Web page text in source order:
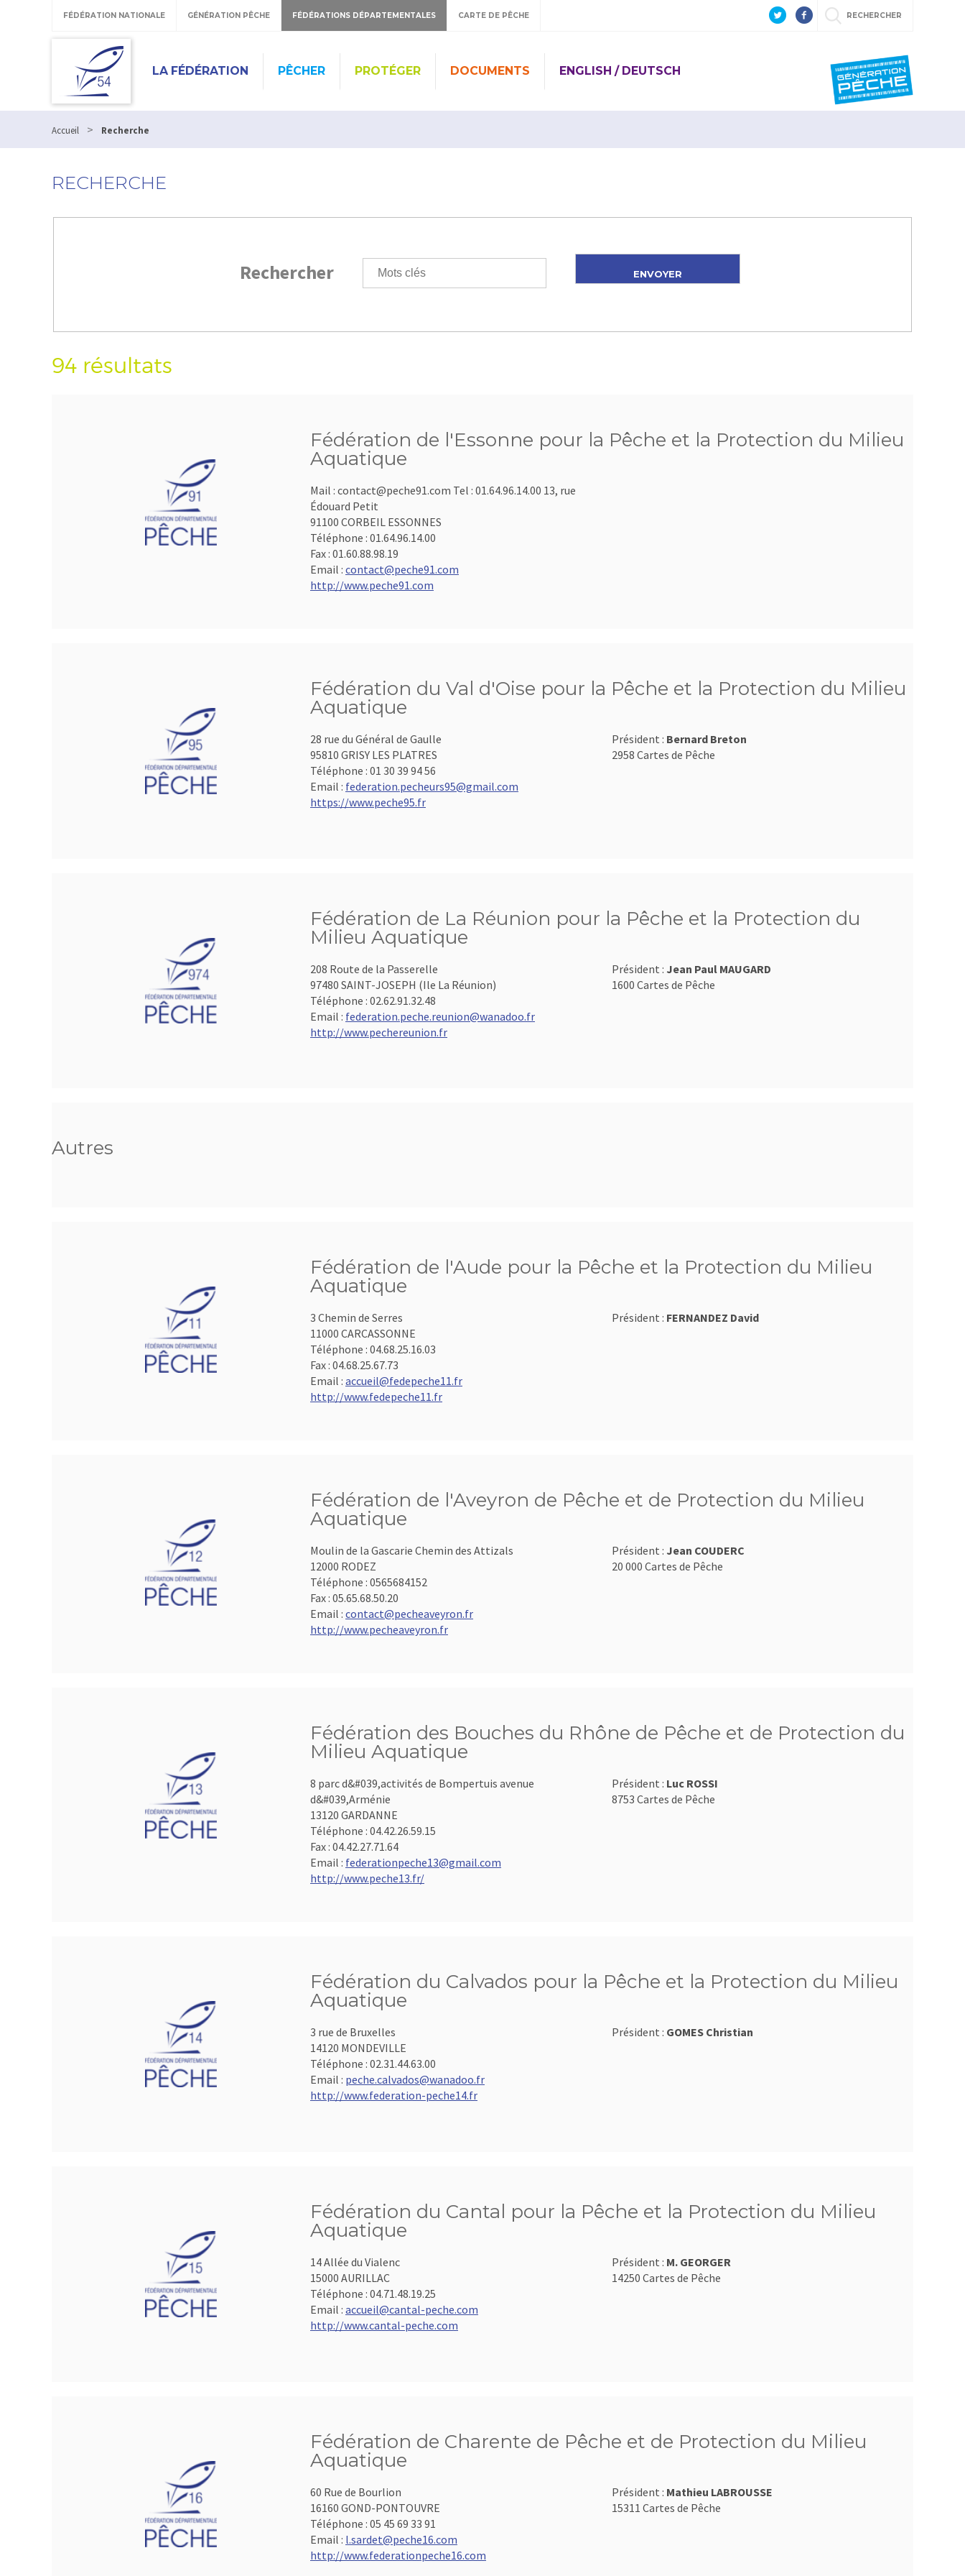
FÉDÉRATION NATIONALE GÉNÉRATION PÊCHE FÉDÉRATIONS DÉPARTEMENTALES CARTE DE PÊCHE RECHERCHER
LA FÉDÉRATION PÊCHER PROTÉGER DOCUMENTS ENGLISH / DEUTSCH
Accueil > Recherche
RECHERCHE
Rechercher
94 résultats
Fédération de l'Essonne pour la Pêche et la Protection du Milieu
Aquatique
Mail : contact@peche91.com Tel : 01.64.96.14.00 13, rue
Édouard Petit
91100 CORBEIL ESSONNES
Téléphone : 01.64.96.14.00
Fax : 01.60.88.98.19
Email : contact@peche91.com
http://www.peche91.com
Fédération du Val d'Oise pour la Pêche et la Protection du Milieu
Aquatique
28 rue du Général de Gaulle
95810 GRISY LES PLATRES
Téléphone : 01 30 39 94 56
Email : federation.pecheurs95@gmail.com
https://www.peche95.fr
Président : Bernard Breton
2958 Cartes de Pêche
Fédération de La Réunion pour la Pêche et la Protection du
Milieu Aquatique
208 Route de la Passerelle
97480 SAINT-JOSEPH (Ile La Réunion)
Téléphone : 02.62.91.32.48
Email : federation.peche.reunion@wanadoo.fr
http://www.pechereunion.fr
Président : Jean Paul MAUGARD
1600 Cartes de Pêche
Autres
Fédération de l'Aude pour la Pêche et la Protection du Milieu
Aquatique
3 Chemin de Serres
11000 CARCASSONNE
Téléphone : 04.68.25.16.03
Fax : 04.68.25.67.73
Email : accueil@fedepeche11.fr
http://www.fedepeche11.fr
Président : FERNANDEZ David
Fédération de l'Aveyron de Pêche et de Protection du Milieu
Aquatique
Moulin de la Gascarie Chemin des Attizals
12000 RODEZ
Téléphone : 0565684152
Fax : 05.65.68.50.20
Email : contact@pecheaveyron.fr
http://www.pecheaveyron.fr
Président : Jean COUDERC
20 000 Cartes de Pêche
Fédération des Bouches du Rhône de Pêche et de Protection du
Milieu Aquatique
8 parc d&#039,activités de Bompertuis avenue
d&#039,Arménie
13120 GARDANNE
Téléphone : 04.42.26.59.15
Fax : 04.42.27.71.64
Email : federationpeche13@gmail.com
http://www.peche13.fr/
Président : Luc ROSSI
8753 Cartes de Pêche
Fédération du Calvados pour la Pêche et la Protection du Milieu
Aquatique
3 rue de Bruxelles
14120 MONDEVILLE
Téléphone : 02.31.44.63.00
Email : peche.calvados@wanadoo.fr
http://www.federation-peche14.fr
Président : GOMES Christian
Fédération du Cantal pour la Pêche et la Protection du Milieu
Aquatique
14 Allée du Vialenc
15000 AURILLAC
Téléphone : 04.71.48.19.25
Email : accueil@cantal-peche.com
http://www.cantal-peche.com
Président : M. GEORGER
14250 Cartes de Pêche
Fédération de Charente de Pêche et de Protection du Milieu
Aquatique
60 Rue de Bourlion
16160 GOND-PONTOUVRE
Téléphone : 05 45 69 33 91
Email : l.sardet@peche16.com
http://www.federationpeche16.com
Président : Mathieu LABROUSSE
15311 Cartes de Pêche